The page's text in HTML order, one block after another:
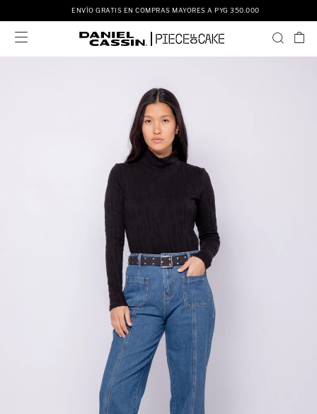
ENVÍO GRATIS EN COMPRAS MAYORES A PYG 350.000
